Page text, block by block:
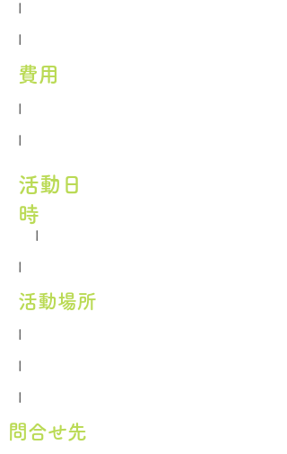
I
I
費用
I
I
活動日
時
I
I
活動場所
I
I
I
問合せ先